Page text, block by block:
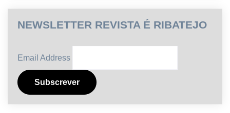
NEWSLETTER REVISTA É RIBATEJO
Email Address